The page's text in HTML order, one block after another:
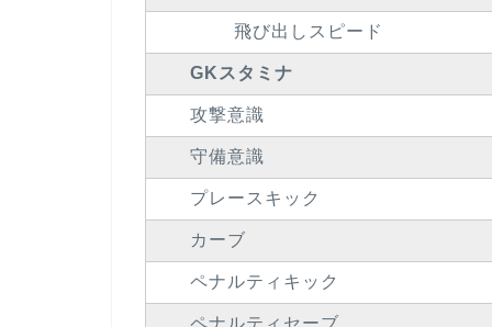
飛び出しスピード
GKスタミナ
攻撃意識
守備意識
プレースキック
カーブ
ペナルティキック